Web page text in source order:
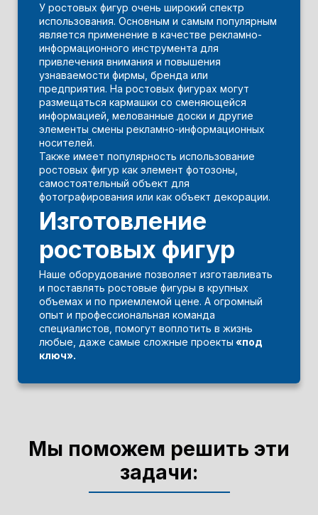
У ростовых фигур очень широкий спектр
использования. Основным и самым популярным
является применение в качестве рекламно-
информационного инструмента для
привлечения внимания и повышения
узнаваемости фирмы, бренда или
предприятия. На ростовых фигурах могут
размещаться кармашки со сменяющейся
информацией, мелованные доски и другие
элементы смены рекламно-информационных
носителей.
Также имеет популярность использование
ростовых фигур как элемент фотозоны,
самостоятельный объект для
фотографирования или как объект декорации.
Изготовление
ростовых фигур
Наше оборудование позволяет изготавливать
и поставлять ростовые фигуры в крупных
объемах и по приемлемой цене. А огромный
опыт и профессиональная команда
специалистов, помогут воплотить в жизнь
любые, даже самые сложные проекты «под
ключ».
Мы поможем решить эти
задачи: